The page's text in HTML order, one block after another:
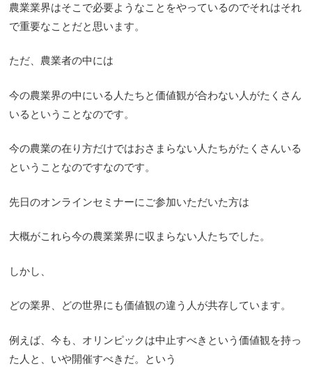
農業業界はそこで必要ようなことをやっているのでそれはそれ
で重要なことだと思います。
ただ、農業者の中には
今の農業界の中にいる人たちと価値観が合わない人がたくさん
いるということなのです。
今の農業の在り方だけではおさまらない人たちがたくさんいる
ということなのですなのです。
先日のオンラインセミナーにご参加いただいた方は
大概がこれら今の農業業界に収まらない人たちでした。
しかし、
どの業界、どの世界にも価値観の違う人が共存しています。
例えば、今も、オリンピックは中止すべきという価値観を持っ
た人と、いや開催すべきだ。という